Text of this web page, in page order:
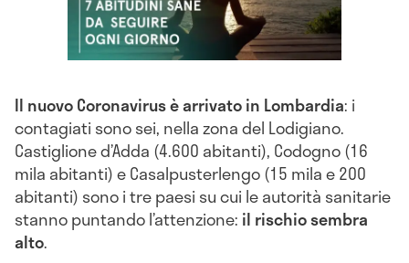
Il nuovo Coronavirus è arrivato in Lombardia: i
contagiati sono sei, nella zona del Lodigiano.
Castiglione d’Adda (4.600 abitanti), Codogno (16
mila abitanti) e Casalpusterlengo (15 mila e 200
abitanti) sono i tre paesi su cui le autorità sanitarie
stanno puntando l’attenzione: il rischio sembra
alto.